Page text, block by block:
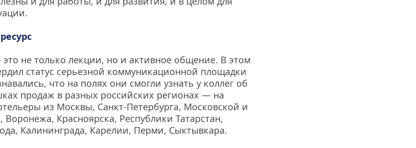
не только лекции, но и активное общение. В этом
статус серьезной коммуникационной площадки
что на полях они смогли узнать у коллег об
продаж в разных российских регионах — на
из Москвы, Санкт-Петербурга, Московской и
Воронежа, Красноярска, Республики Татарстан,
Калининграда, Карелии, Перми, Сыктывкара.